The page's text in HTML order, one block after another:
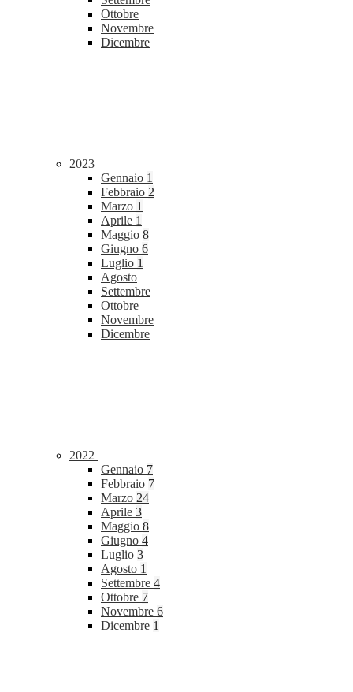
Ottobre
Novembre
Dicembre
2023
Gennaio 1
Febbraio 2
Marzo 1
Aprile 1
Maggio 8
Giugno 6
Luglio 1
Agosto
Settembre
Ottobre
Novembre
Dicembre
2022
Gennaio 7
Febbraio 7
Marzo 24
Aprile 3
Maggio 8
Giugno 4
Luglio 3
Agosto 1
Settembre 4
Ottobre 7
Novembre 6
Dicembre 1